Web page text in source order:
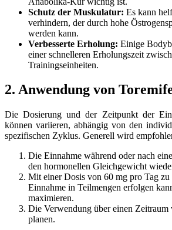
Schutz der Muskulatur: Es kann
verhindern, der durch hohe
werden kann.
Verbesserte Erholung: Einige
einer schnelleren Erholungszeit
Trainingseinheiten.
2. Anwendung von
Die Dosierung und der Zeitpunkt der
können variieren, abhängig von den
spezifischen Zyklus. Generell wird
Die Einnahme während oder nach
den hormonellen Gleichgewicht
Mit einer Dosis von 60 mg pro Tag zu
Einnahme in Teilmengen erfolgen
maximieren.
Die Verwendung über einen Zeitraum
planen.